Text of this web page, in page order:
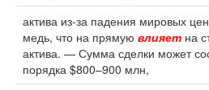
актива из-за падения мировых
медь, что на прямую влияет на
актива. — Сумма сделки может
порядка $800–900 млн,